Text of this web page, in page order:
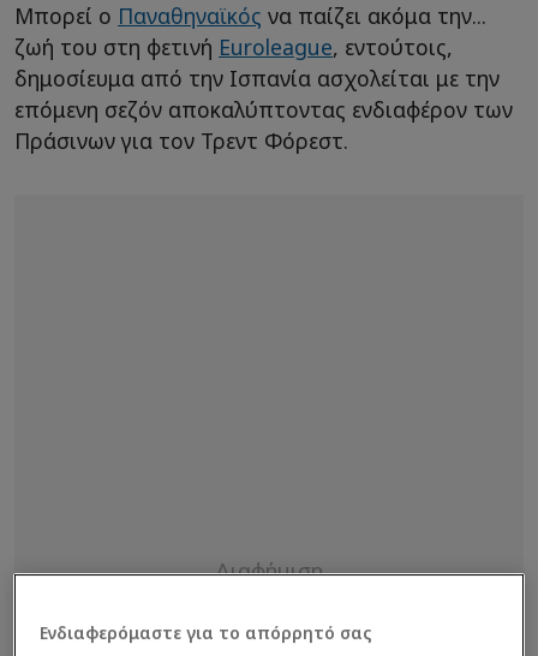
Μπορεί ο Παναθηναϊκός να παίζει ακόμα την...
ζωή του στη φετινή Euroleague, εντούτοις,
δημοσίευμα από την Ισπανία ασχολείται με την
επόμενη σεζόν αποκαλύπτοντας ενδιαφέρον των
Πράσινων για τον Τρεντ Φόρεστ.
Ενδιαφερόμαστε για το απόρρητό σας